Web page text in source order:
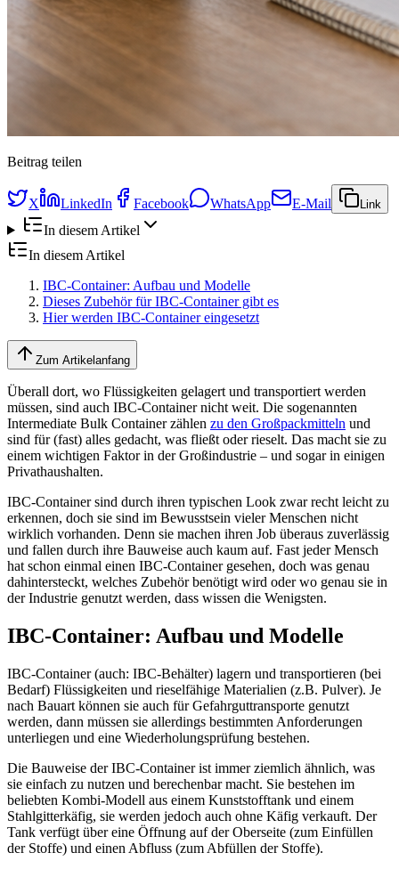
Beitrag teilen
X LinkedIn Facebook WhatsApp E-Mail Link
In diesem Artikel
In diesem Artikel
IBC-Container: Aufbau und Modelle
Dieses Zubehör für IBC-Container gibt es
Hier werden IBC-Container eingesetzt
Zum Artikelanfang
Überall dort, wo Flüssigkeiten gelagert und transportiert werden
müssen, sind auch IBC-Container nicht weit. Die sogenannten
Intermediate Bulk Container zählen zu den Großpackmitteln und
sind für (fast) alles gedacht, was fließt oder rieselt. Das macht sie zu
einem wichtigen Faktor in der Großindustrie – und sogar in einigen
Privathaushalten.
IBC-Container sind durch ihren typischen Look zwar recht leicht zu
erkennen, doch sie sind im Bewusstsein vieler Menschen nicht
wirklich vorhanden. Denn sie machen ihren Job überaus zuverlässig
und fallen durch ihre Bauweise auch kaum auf. Fast jeder Mensch
hat schon einmal einen IBC-Container gesehen, doch was genau
dahintersteckt, welches Zubehör benötigt wird oder wo genau sie in
der Industrie genutzt werden, dass wissen die Wenigsten.
IBC-Container: Aufbau und Modelle
IBC-Container (auch: IBC-Behälter) lagern und transportieren (bei
Bedarf) Flüssigkeiten und rieselfähige Materialien (z.B. Pulver). Je
nach Bauart können sie auch für Gefahrguttransporte genutzt
werden, dann müssen sie allerdings bestimmten Anforderungen
unterliegen und eine Wiederholungsprüfung bestehen.
Die Bauweise der IBC-Container ist immer ziemlich ähnlich, was
sie einfach zu nutzen und berechenbar macht. Sie bestehen im
beliebten Kombi-Modell aus einem Kunststofftank und einem
Stahlgitterkäfig, sie werden jedoch auch ohne Käfig verkauft. Der
Tank verfügt über eine Öffnung auf der Oberseite (zum Einfüllen
der Stoffe) und einen Abfluss (zum Abfüllen der Stoffe).